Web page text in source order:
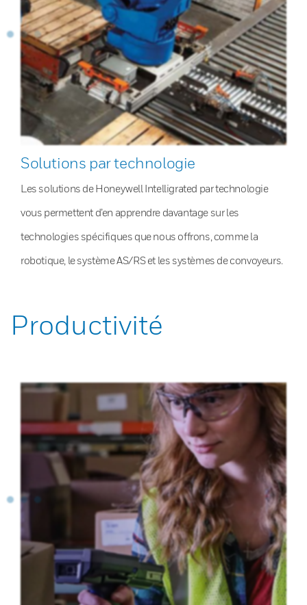
Solutions par technologie
Les solutions de Honeywell Intelligrated par technologie
vous permettent d’en apprendre davantage sur les
technologies spécifiques que nous offrons, comme la
robotique, le système AS/RS et les systèmes de convoyeurs.
Productivité